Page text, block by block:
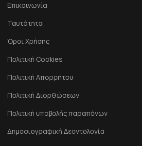
Επικοινωνία
Ταυτότητα
Όροι Χρήσης
Πολιτική Cookies
Πολιτική Απορρήτου
Πολιτική Διορθώσεων
Πολιτική υποβολής παραπόνων
Δημοσιογραφική Δεοντολογία